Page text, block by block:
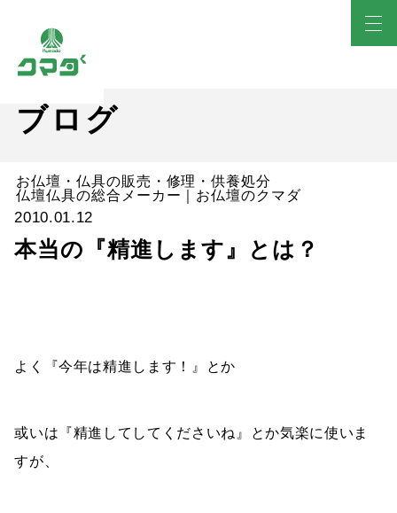
ブログ
お仏壇・仏具の販売・修理・供養処分
仏壇仏具の総合メーカー｜お仏壇のクマダ
2010.01.12
本当の『精進します』とは？
よく『今年は精進します！』とか
或いは『精進してしてくださいね』とか気楽に使いま
すが、